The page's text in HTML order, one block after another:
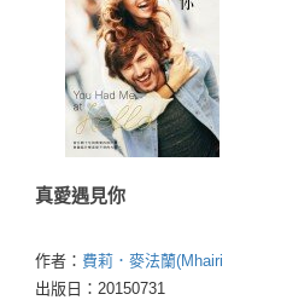
真愛遇見你
作者： 費莉．麥法蘭(Mhairi
McFarlane)
出版日：20150731